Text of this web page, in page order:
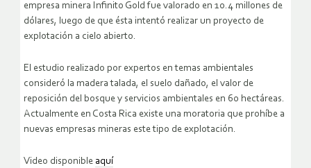
empresa minera Infinito Gold fue valorado en 10.4 millones de
dólares, luego de que ésta intentó realizar un proyecto de
explotación a cielo abierto.
El estudio realizado por expertos en temas ambientales
consideró la madera talada, el suelo dañado, el valor de
reposición del bosque y servicios ambientales en 60 hectáreas.
Actualmente en Costa Rica existe una moratoria que prohíbe a
nuevas empresas mineras este tipo de explotación.
Video disponible aquí